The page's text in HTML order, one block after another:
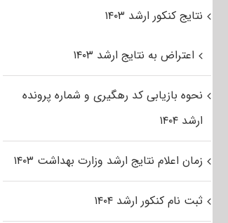
نتایج کنکور ارشد ۱۴۰۳
اعتراض به نتایج ارشد ۱۴۰۳
نحوه بازیابی کد رهگیری و شماره پرونده
ارشد ۱۴۰۴
زمان اعلام نتایج ارشد وزارت بهداشت ۱۴۰۳
ثبت نام کنکور ارشد ۱۴۰۴